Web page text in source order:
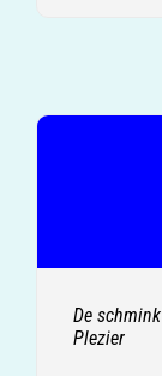
De
Plezier